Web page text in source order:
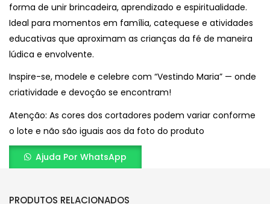
forma de unir brincadeira, aprendizado e espiritualidade.
Ideal para momentos em família, catequese e atividades
educativas que aproximam as crianças da fé de maneira
lúdica e envolvente.
Inspire-se, modele e celebre com “Vestindo Maria” — onde
criatividade e devoção se encontram!
Atenção: As cores dos cortadores podem variar conforme
o lote e não são iguais aos da foto do produto
Ajuda Por WhatsApp
PRODUTOS RELACIONADOS